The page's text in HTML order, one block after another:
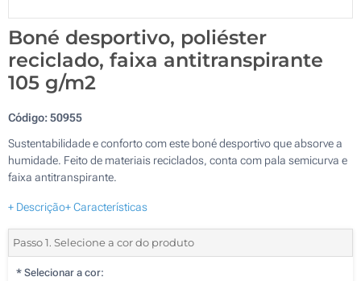
Boné desportivo, poliéster
reciclado, faixa antitranspirante
105 g/m2
Código:50955
Sustentabilidade e conforto com este boné desportivo que absorve a
humidade. Feito de materiais reciclados, conta com pala semicurva e
faixa antitranspirante.
+ Descrição+ Características
Passo 1. Selecione a cor do produto
* Selecionar a cor: